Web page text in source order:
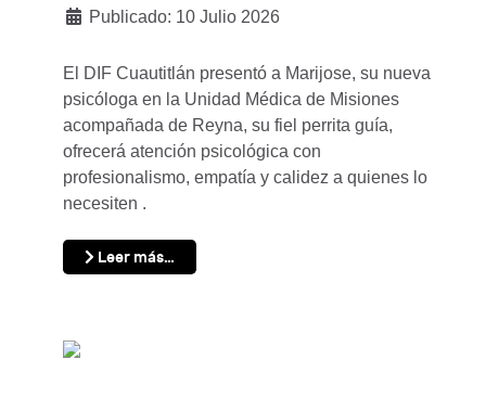
Publicado: 10 Julio 2026
El DIF Cuautitlán presentó a Marijose, su nueva
psicóloga en la Unidad Médica de Misiones
acompañada de Reyna, su fiel perrita guía,
ofrecerá atención psicológica con
profesionalismo, empatía y calidez a quienes lo
necesiten .
Leer más…